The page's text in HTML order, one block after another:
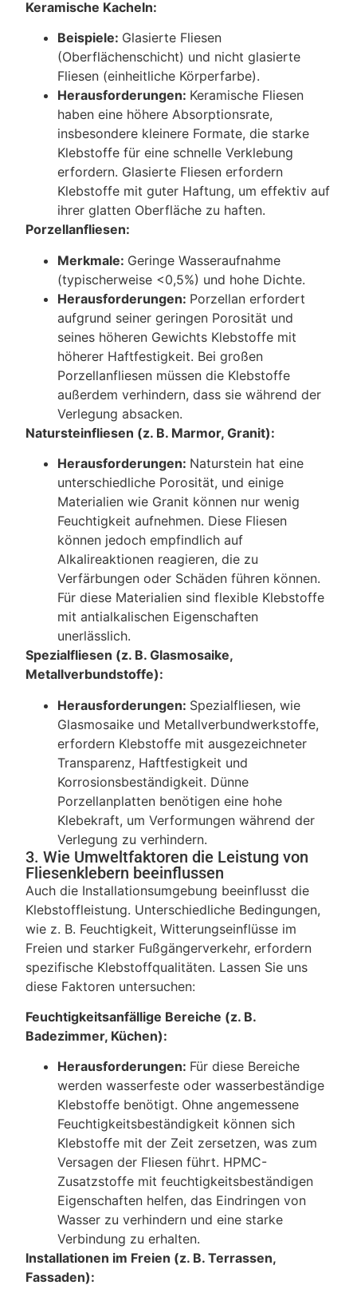
Keramische Kacheln:
Beispiele: Glasierte Fliesen
(Oberflächenschicht) und nicht glasierte
Fliesen (einheitliche Körperfarbe).
Herausforderungen: Keramische Fliesen
haben eine höhere Absorptionsrate,
insbesondere kleinere Formate, die starke
Klebstoffe für eine schnelle Verklebung
erfordern. Glasierte Fliesen erfordern
Klebstoffe mit guter Haftung, um effektiv auf
ihrer glatten Oberfläche zu haften.
Porzellanfliesen:
Merkmale: Geringe Wasseraufnahme
(typischerweise <0,5%) und hohe Dichte.
Herausforderungen: Porzellan erfordert
aufgrund seiner geringen Porosität und
seines höheren Gewichts Klebstoffe mit
höherer Haftfestigkeit. Bei großen
Porzellanfliesen müssen die Klebstoffe
außerdem verhindern, dass sie während der
Verlegung absacken.
Natursteinfliesen (z. B. Marmor, Granit):
Herausforderungen: Naturstein hat eine
unterschiedliche Porosität, und einige
Materialien wie Granit können nur wenig
Feuchtigkeit aufnehmen. Diese Fliesen
können jedoch empfindlich auf
Alkalireaktionen reagieren, die zu
Verfärbungen oder Schäden führen können.
Für diese Materialien sind flexible Klebstoffe
mit antialkalischen Eigenschaften
unerlässlich.
Spezialfliesen (z. B. Glasmosaike,
Metallverbundstoffe):
Herausforderungen: Spezialfliesen, wie
Glasmosaike und Metallverbundwerkstoffe,
erfordern Klebstoffe mit ausgezeichneter
Transparenz, Haftfestigkeit und
Korrosionsbeständigkeit. Dünne
Porzellanplatten benötigen eine hohe
Klebekraft, um Verformungen während der
Verlegung zu verhindern.
3. Wie Umweltfaktoren die Leistung von
Fliesenklebern beeinflussen
Auch die Installationsumgebung beeinflusst die
Klebstoffleistung. Unterschiedliche Bedingungen,
wie z. B. Feuchtigkeit, Witterungseinflüsse im
Freien und starker Fußgängerverkehr, erfordern
spezifische Klebstoffqualitäten. Lassen Sie uns
diese Faktoren untersuchen:
Feuchtigkeitsanfällige Bereiche (z. B.
Badezimmer, Küchen):
Herausforderungen: Für diese Bereiche
werden wasserfeste oder wasserbeständige
Klebstoffe benötigt. Ohne angemessene
Feuchtigkeitsbeständigkeit können sich
Klebstoffe mit der Zeit zersetzen, was zum
Versagen der Fliesen führt. HPMC-
Zusatzstoffe mit feuchtigkeitsbeständigen
Eigenschaften helfen, das Eindringen von
Wasser zu verhindern und eine starke
Verbindung zu erhalten.
Installationen im Freien (z. B. Terrassen,
Fassaden):